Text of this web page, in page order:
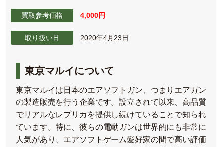
買取参考価格 4,000円
取り扱い日 2020年4月23日
東京マルイについて
東京マルイは日本のエアソフトガン、つまりエアガン
の製造販売を行う企業です。設立されて以来、高品質
でリアルなレプリカを提供し続けていることで知られ
ています。特に、彼らの電動ガンは世界的にも非常に
人気があり、エアソフトゲーム愛好家の間で高い評価